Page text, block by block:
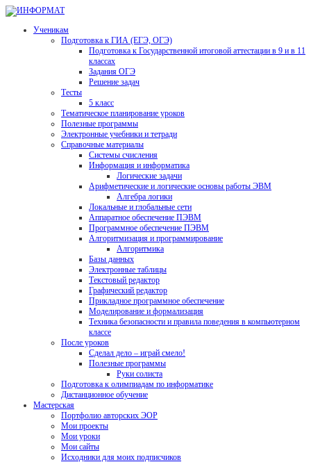
Ученикам
Подготовка к ГИА (ЕГЭ, ОГЭ)
Подготовка к Государственной итоговой аттестации в 9 и в 11
классах
Задания ОГЭ
Решение задач
Тесты
5 класс
Тематическое планирование уроков
Полезные программы
Электронные учебники и тетради
Справочные материалы
Системы счисления
Информация и информатика
Логические задачи
Арифметические и логические основы работы ЭВМ
Алгебра логики
Локальные и глобальные сети
Аппаратное обеспечение ПЭВМ
Программное обеспечение ПЭВМ
Алгоритмизация и программирование
Алгоритмика
Базы данных
Электронные таблицы
Текстовый редактор
Графический редактор
Прикладное программное обеспечение
Моделирование и формализация
Техника безопасности и правила поведения в компьютерном
классе
После уроков
Сделал дело – играй смело!
Полезные программы
Руки солиста
Подготовка к олимпиадам по информатике
Дистанционное обучение
Мастерская
Портфолио авторских ЭОР
Мои проекты
Мои уроки
Мои сайты
Исходники для моих подписчиков